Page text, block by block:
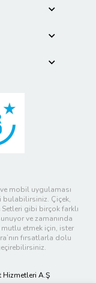
mobil uygulaması
bulabilirsiniz. Çiçek,
gibi birçok farklı
ve zamanında
mutlu etmek için, ister
fırsatlarla dolu
A.Ş